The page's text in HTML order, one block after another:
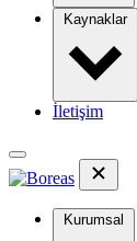
Kaynaklar
İletişim
Kurumsal